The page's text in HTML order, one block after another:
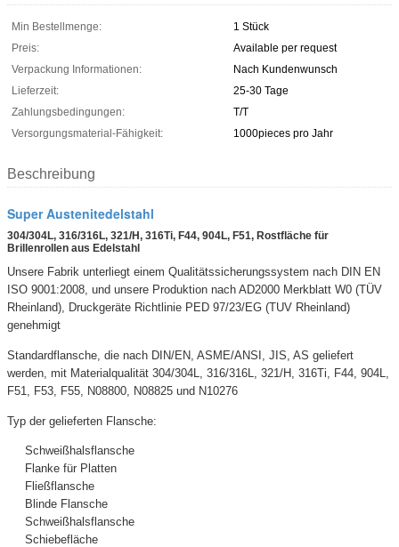
Min Bestellmenge:
1 Stück
Preis:
Available per request
Verpackung Informationen:
Nach Kundenwunsch
Lieferzeit:
25-30 Tage
Zahlungsbedingungen:
T/T
Versorgungsmaterial-Fähigkeit:
1000pieces pro Jahr
Beschreibung
Super Austenitedelstahl
304/304L, 316/316L, 321/H, 316Ti, F44, 904L, F51, Rostfläche für
Brillenrollen aus Edelstahl
Unsere Fabrik unterliegt einem Qualitätssicherungssystem nach DIN EN
ISO 9001:2008, und unsere Produktion nach AD2000 Merkblatt W0 (TÜV
Rheinland), Druckgeräte Richtlinie PED 97/23/EG (TUV Rheinland)
genehmigt
Standardflansche, die nach DIN/EN, ASME/ANSI, JIS, AS geliefert
werden, mit Materialqualität 304/304L, 316/316L, 321/H, 316Ti, F44, 904L,
F51, F53, F55, N08800, N08825 und N10276
Typ der gelieferten Flansche:
Schweißhalsflansche
Flanke für Platten
Fließflansche
Blinde Flansche
Schweißhalsflansche
Schiebefläche